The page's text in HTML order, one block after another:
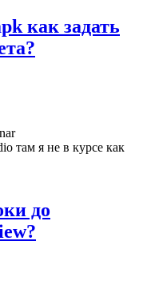
как задать
там я не в курсе как
до